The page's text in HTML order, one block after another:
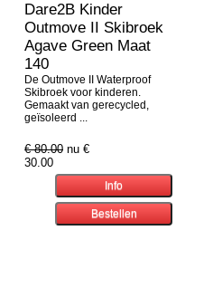
Dare2B Kinder
Outmove II Skibroek
Agave Green Maat
140
De Outmove II Waterproof
Skibroek voor kinderen.
Gemaakt van gerecycled,
geïsoleerd ...
€ 80.00 nu €
30.00